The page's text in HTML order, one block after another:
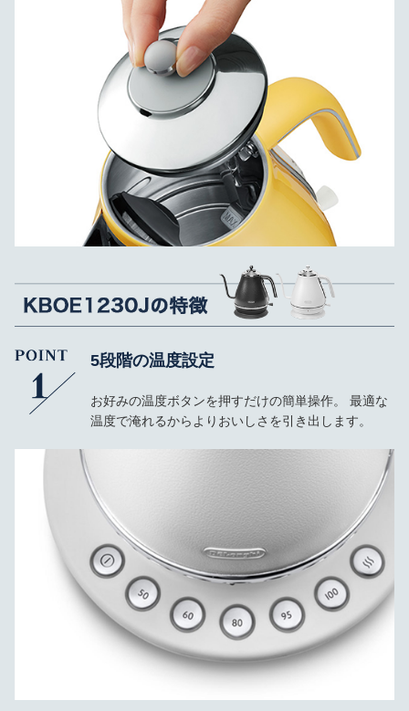
5段階の温度設定
お好みの温度ボタンを押すだけの簡単操作。 最適な
温度で淹れるからよりおいしさを引き出します。